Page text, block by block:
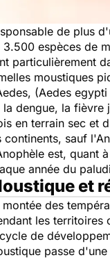
de plus
3.500 espèces de
particulièrement
moustiques
(Aedes
la dengue, la fièvre
en terrain sec et
continents, sauf
est, quant
année du
et
montée des
les territoires
de
passe